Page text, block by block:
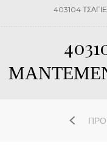
403104